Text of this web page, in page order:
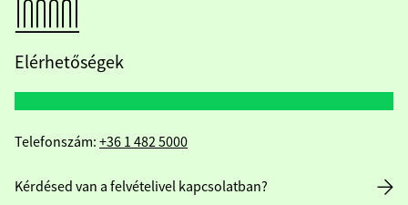
Elérhetőségek
Telefonszám: +36 1 482 5000
Kérdésed van a felvételivel kapcsolatban?